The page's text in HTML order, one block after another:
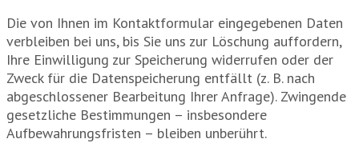
Die von Ihnen im Kontaktformular eingegebenen Daten
verbleiben bei uns, bis Sie uns zur Löschung auffordern,
Ihre Einwilligung zur Speicherung widerrufen oder der
Zweck für die Datenspeicherung entfällt (z. B. nach
abgeschlossener Bearbeitung Ihrer Anfrage). Zwingende
gesetzliche Bestimmungen – insbesondere
Aufbewahrungsfristen – bleiben unberührt.